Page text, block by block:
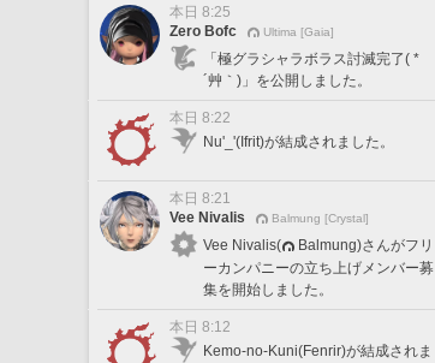
本日 8:25
Zero Bofc
Ultima [Gaia]
「極グラシャラボラス討滅完了( *
´艸｀)」を公開しました。
本日 8:22
Nu'_'(Ifrit)が結成されました。
本日 8:21
Vee Nivalis
Balmung [Crystal]
Vee Nivalis(
Balmung)さんがフリ
ーカンパニーの立ち上げメンバー募
集を開始しました。
本日 8:12
Kemo-no-Kuni(Fenrir)が結成されま